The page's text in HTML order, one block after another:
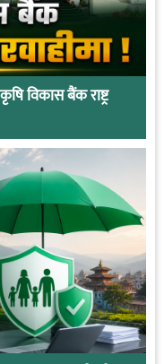
विकास बैंक राष्ट्र